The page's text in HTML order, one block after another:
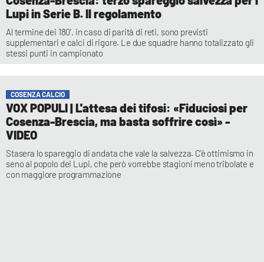
Lupi in Serie B. Il regolamento
Al termine dei 180', in caso di parità di reti, sono previsti
supplementari e calci di rigore. Le due squadre hanno totalizzato gli
stessi punti in campionato
COSENZA CALCIO
VOX POPULI | L'attesa dei tifosi: «Fiduciosi per
Cosenza-Brescia, ma basta soffrire così» -
VIDEO
Stasera lo spareggio di andata che vale la salvezza. C'è ottimismo in
seno al popolo dei Lupi, che però vorrebbe stagioni meno tribolate e
con maggiore programmazione